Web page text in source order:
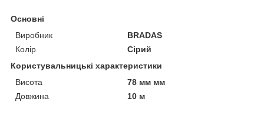
Основні
Виробник
BRADAS
Колір
Сірий
Користувальницькі характеристики
Висота
78 мм мм
Довжина
10 м